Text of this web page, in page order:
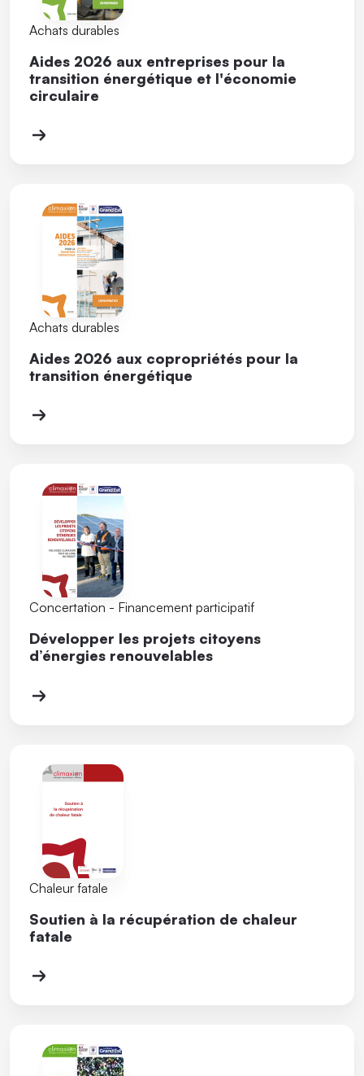
Achats durables
Aides 2026 aux entreprises pour la
transition énergétique et l'économie
circulaire
Achats durables
Aides 2026 aux copropriétés pour la
transition énergétique
Concertation - Financement participatif
Développer les projets citoyens
d’énergies renouvelables
Chaleur fatale
Soutien à la récupération de chaleur
fatale